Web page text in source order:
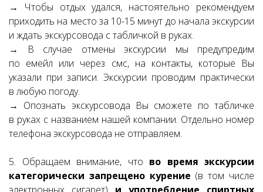
→ Чтобы отдых удался, настоятельно рекомендуем
приходить на место за 10-15 минут до начала экскурсии
и ждать экскурсовода с табличкой в руках.
→ В случае отмены экскурсии мы предупредим
по емейл или через смс, на контакты, которые Вы
указали при записи. Экскурсии проводим практически
в любую погоду.
→ Опознать экскурсовода Вы сможете по табличке
в руках с названием нашей компании. Отдельно номер
телефона экскурсовода не отправляем.
5. Обращаем внимание, что во время экскурсии
категорически запрещено курение (в том числе